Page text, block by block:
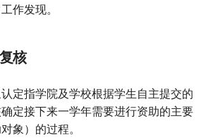
作发现。
核
定指学院及学校根据学生自主提交的
定接下来一学年需要进行资助的主要
象）的过程。